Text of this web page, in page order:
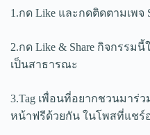
1.กด Like และกดติดตามเพจ
2.กด Like & Share กิจกรรม
เป็นสาธารณะ
3.Tag เพื่อนที่อยากชวนมาร่
หน้าฟรีด้วยกัน ในโพสที่แชร์